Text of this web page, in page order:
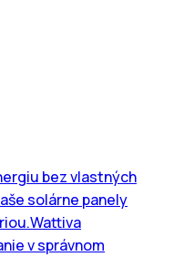
bez vlastných
solárne panely
Wattiva
v správnom